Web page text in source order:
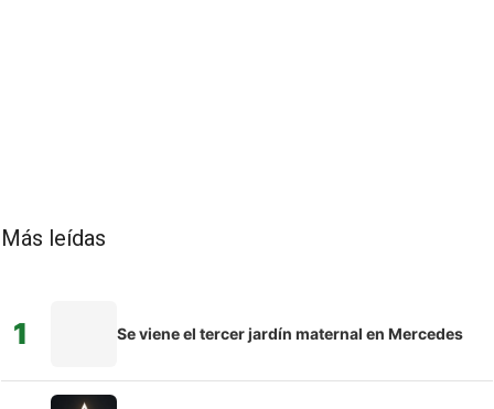
Más leídas
1 Se viene el tercer jardín maternal en Mercedes